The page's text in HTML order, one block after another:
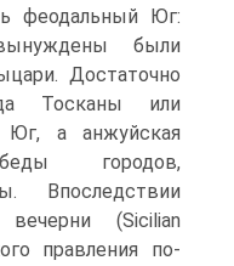
феодальный Юг:
были
Достаточно
Тос­каны или
Юг, а анжуйская
городов,
Впоследствии
(Sicilian
правления по­